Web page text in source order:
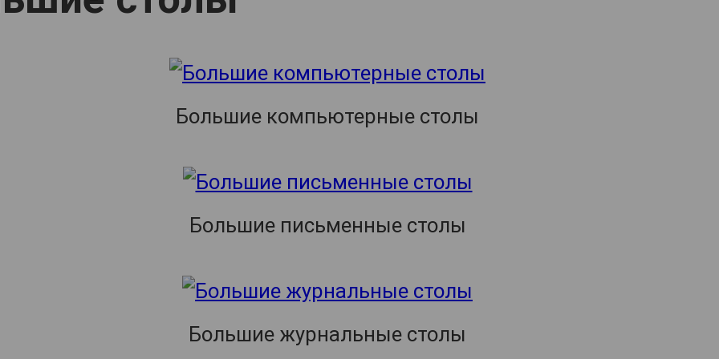
Большие компьютерные столы
Большие письменные столы
Большие журнальные столы